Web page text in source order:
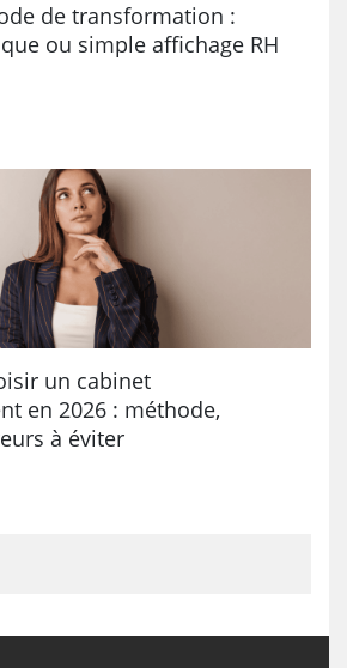
de transformation :
ou simple affichage RH
un cabinet
en 2026 : méthode,
à éviter